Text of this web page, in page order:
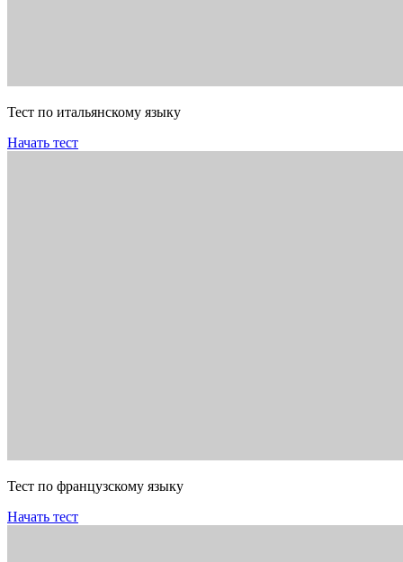
Тест по итальянскому языку
Начать тест
Тест по французскому языку
Начать тест